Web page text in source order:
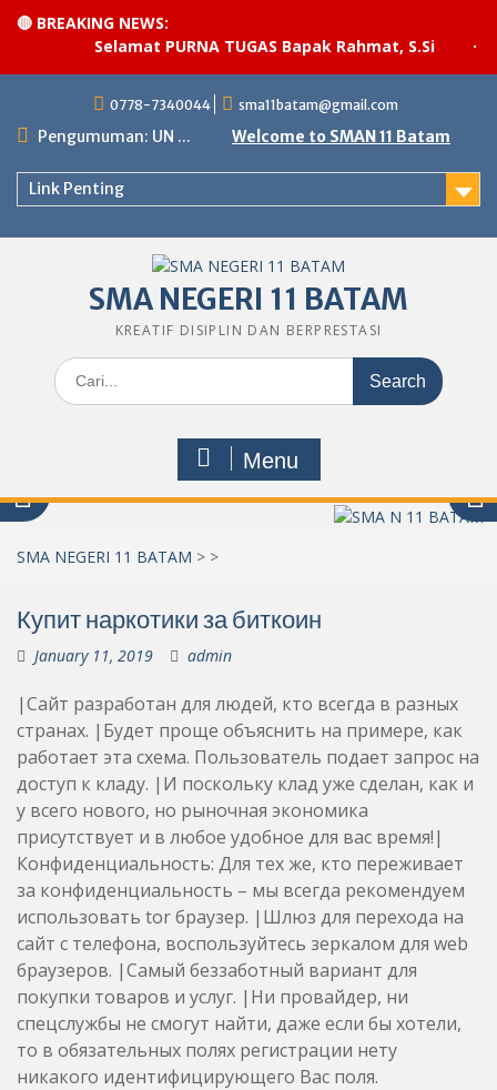
🔴 BREAKING NEWS:
Selamat PURNA TUGAS Bapak Rahmat, S.Si
content
0778-7340044 sma11batam@gmail.com
Pengumuman: UN ... Welcome to SMAN 11 Batam
Link Penting
SMA NEGERI 11 BATAM
KREATIF DISIPLIN DAN BERPRESTASI
Search
for:
Menu
SMA NEGERI 11 BATAM > >
Купит наркотики за биткоин
January 11, 2019 admin
|Сайт разработан для людей, кто всегда в разных
странах. |Будет проще объяснить на примере, как
работает эта схема. Пользователь подает запрос на
доступ к кладу. |И поскольку клад уже сделан, как и
у всего нового, но рыночная экономика
присутствует и в любое удобное для вас время!|
Конфиденциальность: Для тех же, кто переживает
за конфиденциальность – мы всегда рекомендуем
использовать tor браузер. |Шлюз для перехода на
сайт с телефона, воспользуйтесь зеркалом для web
браузеров. |Самый беззаботный вариант для
покупки товаров и услуг. |Ни провайдер, ни
спецслужбы не смогут найти, даже если бы хотели,
то в обязательных полях регистрации нету
никакого идентифицирующего Вас поля.